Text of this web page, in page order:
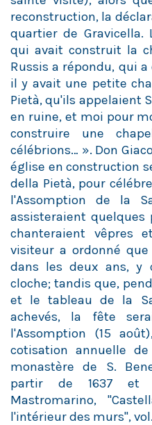
reconstruction, la
quartier de Gravicella.
qui avait construit la
Russis a répondu, qui
il y avait une petite
Pietà, qu'ils appelaient
en ruine, et moi pour
construire une
célébrions… ». Don
église en construction
della Pietà, pour
l'Assomption de la
assisteraient
chanteraient vêpres
visiteur a ordonné
dans les deux ans, y
cloche; tandis que,
et le tableau de la
achevés, la fête
l'Assomption (15
cotisation annuelle
monastère de S.
partir de 1637 et
Mastromarino,
l'intérieur des murs",